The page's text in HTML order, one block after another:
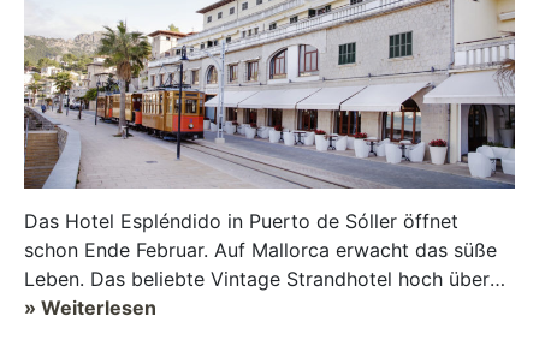
Das Hotel Espléndido in Puerto de Sóller öffnet
schon Ende Februar. Auf Mallorca erwacht das süße
Leben. Das beliebte Vintage Strandhotel hoch über
dem Meer erwartet die Genieß...
» Weiterlesen